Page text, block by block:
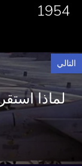
1954
التالي
لماذا